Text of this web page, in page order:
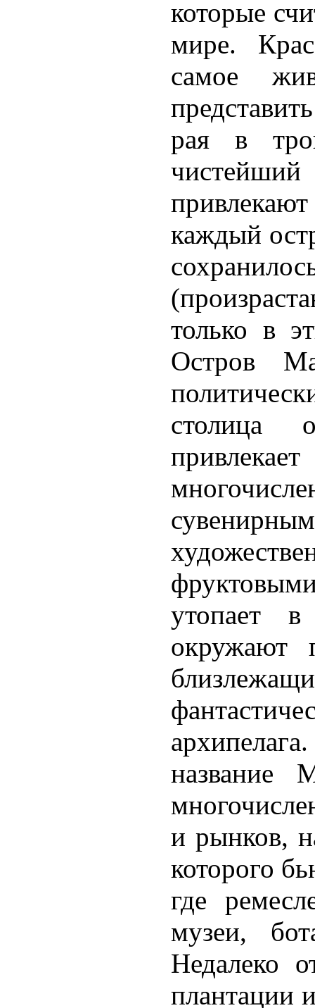
которые
мире.
самое
рая в
каждый
только в
Остров
столица
утопает
окружают
название
и рынков,
которого
где
музеи,
Недалеко
плантации